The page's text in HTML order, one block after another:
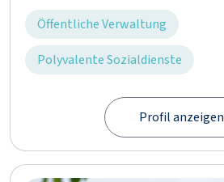
Öffentliche Verwaltung
Polyvalente Sozialdienste
Profil anzeigen